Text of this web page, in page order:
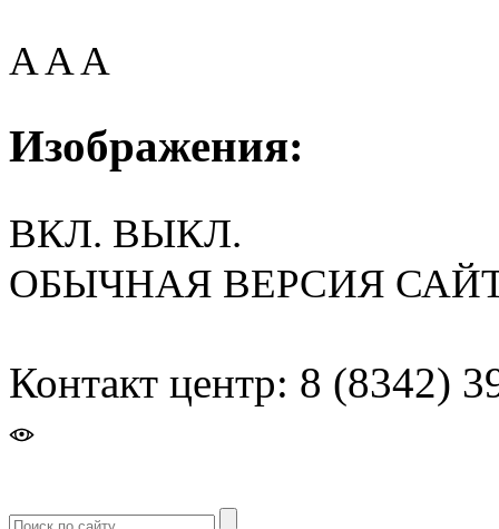
AAA
Изображения:
ВКЛ. ВЫКЛ.
ОБЫЧНАЯ ВЕРСИЯ
Контакт центр: 8 (8342)